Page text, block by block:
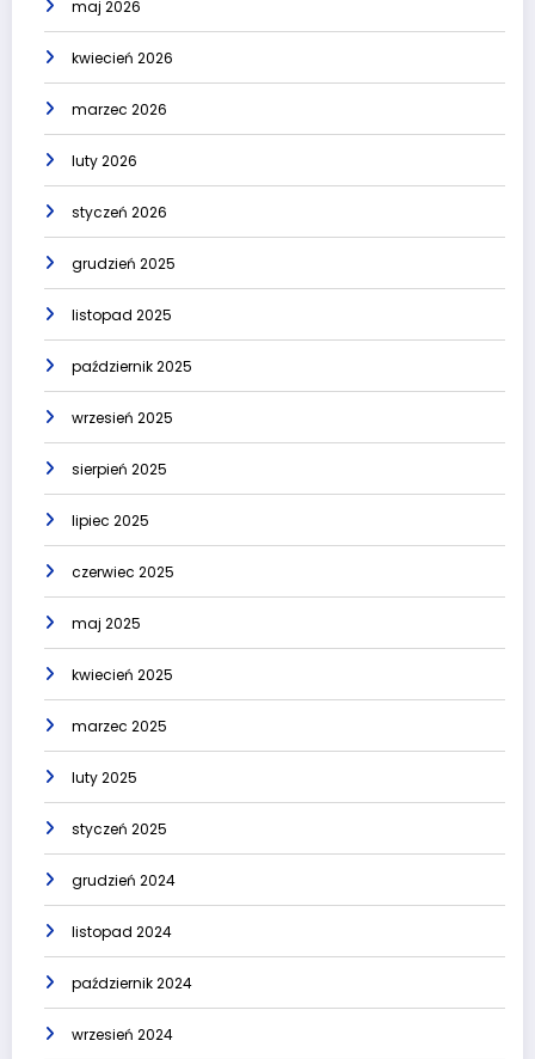
maj 2026
kwiecień 2026
marzec 2026
luty 2026
styczeń 2026
grudzień 2025
listopad 2025
październik 2025
wrzesień 2025
sierpień 2025
lipiec 2025
czerwiec 2025
maj 2025
kwiecień 2025
marzec 2025
luty 2025
styczeń 2025
grudzień 2024
listopad 2024
październik 2024
wrzesień 2024